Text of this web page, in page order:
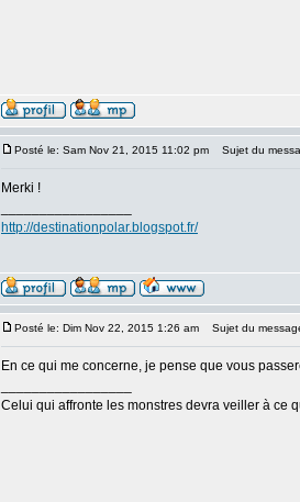
Posté le: Sam Nov 21, 2015 11:02 pm Sujet du
Merki !
http://destinationpolar.blogspot.fr/
Posté le: Dim Nov 22, 2015 1:26 am Sujet du
En ce qui me concerne, je pense que vous
Celui qui affronte les monstres devra veiller à ce